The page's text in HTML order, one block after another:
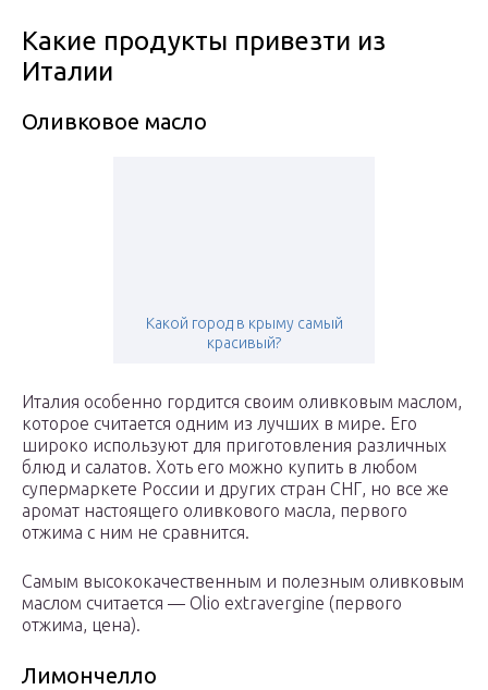
Какие продукты привезти из
Италии
Оливковое масло
Какой город в крыму самый
красивый?
Италия особенно гордится своим оливковым маслом,
которое считается одним из лучших в мире. Его
широко используют для приготовления различных
блюд и салатов. Хоть его можно купить в любом
супермаркете России и других стран СНГ, но все же
аромат настоящего оливкового масла, первого
отжима с ним не сравнится.
Самым высококачественным и полезным оливковым
маслом считается — Olio extravergine (первого
отжима, цена).
Лимончелло